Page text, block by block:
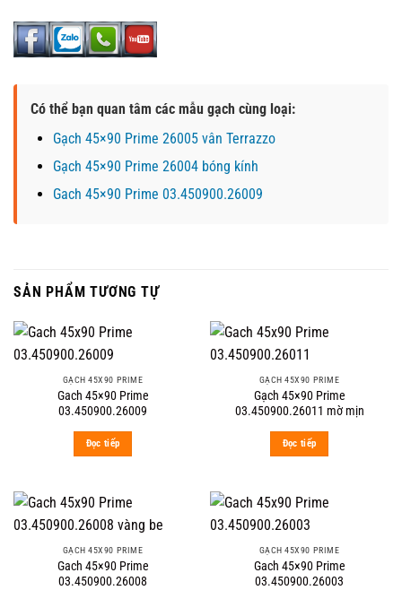
Có thể bạn quan tâm các mẫu gạch cùng loại:
Gạch 45×90 Prime 26005 vân Terrazzo
Gạch 45×90 Prime 26004 bóng kính
Gach 45×90 Prime 03.450900.26009
SẢN PHẨM TƯƠNG TỰ
GẠCH 45X90 PRIME
Gach 45×90 Prime
03.450900.26009
Đọc tiếp
GẠCH 45X90 PRIME
Gạch 45×90 Prime
03.450900.26011 mờ mịn
Đọc tiếp
GẠCH 45X90 PRIME
Gach 45×90 Prime
03.450900.26008
GẠCH 45X90 PRIME
Gach 45×90 Prime
03.450900.26003